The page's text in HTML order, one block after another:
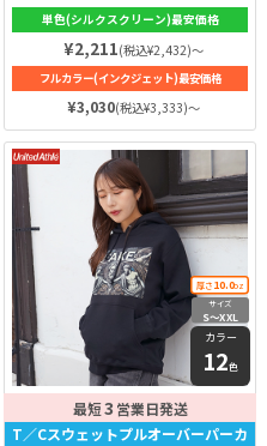
単色(シルクスクリーン)最安価格
¥2,211(税込¥2,432)～
フルカラー(インクジェット)最安価格
¥3,030(税込¥3,333)～
厚さ10.0oz
サイズ
S〜XXL
カラー
12色
最短3 営業日発送
T／Cスウェットプルオーバーパーカ